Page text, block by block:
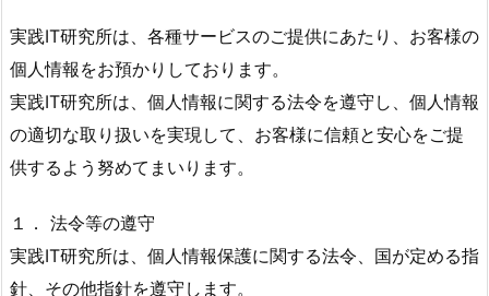
実践IT研究所は、各種サービスのご提供にあたり、お客様の
個人情報をお預かりしております。
実践IT研究所は、個人情報に関する法令を遵守し、個人情報
の適切な取り扱いを実現して、お客様に信頼と安心をご提
供するよう努めてまいります。
１． 法令等の遵守
実践IT研究所は、個人情報保護に関する法令、国が定める指
針、その他指針を遵守します。